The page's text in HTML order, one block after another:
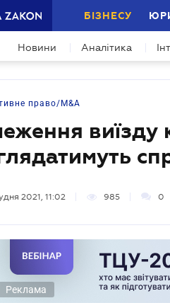
БІЗНЕСУ
Новини Аналітика
право/M&A
виїзду
2021, 11:02 985 0
Реклама